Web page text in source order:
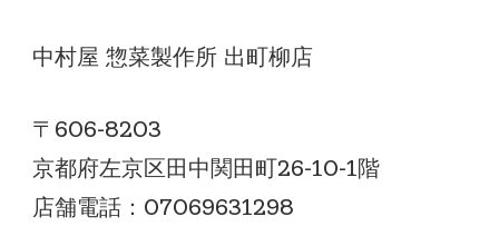
中村屋 惣菜製作所 出町柳店
〒606-8203
京都府左京区田中関田町26-10-1階
店舗電話：07069631298